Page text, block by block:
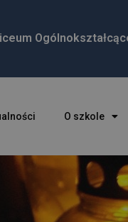
O szkole